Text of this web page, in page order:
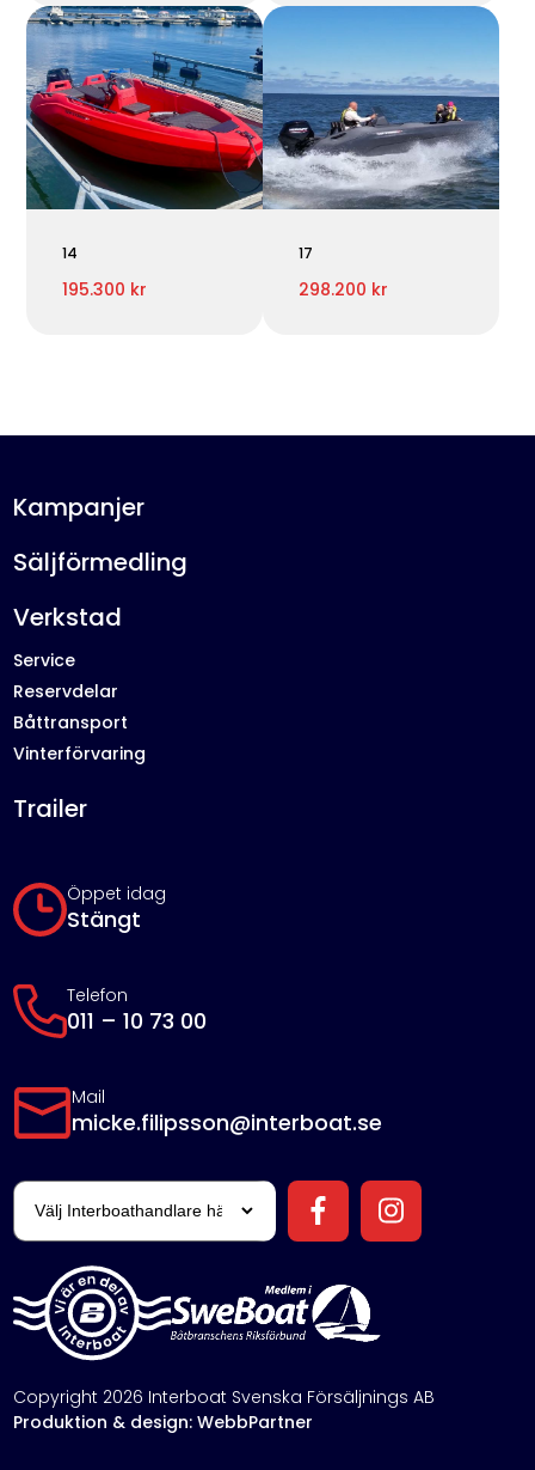
14
195.300 kr
17
298.200 kr
Öppet idag
Stängt
Telefon
011 – 10 73 00
Mail
micke.filipsson@interboat.se
Kampanjer
Säljförmedling
Verkstad
Service
Reservdelar
Båttransport
Vinterförvaring
Trailer
Copyright 2026 Interboat Svenska Försäljnings AB
Produktion & design: WebbPartner